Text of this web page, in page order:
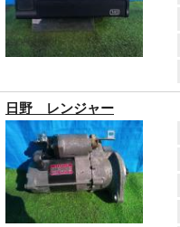
日野 レンジャー